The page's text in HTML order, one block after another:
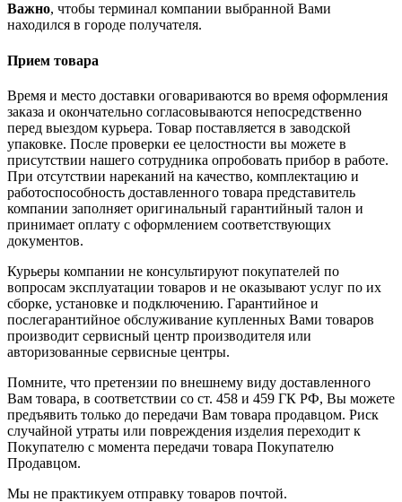
Важно, чтобы терминал компании выбранной Вами
находился в городе получателя.
Прием товара
Время и место доставки оговариваются во время оформления
заказа и окончательно согласовываются непосредственно
перед выездом курьера. Товар поставляется в заводской
упаковке. После проверки ее целостности вы можете в
присутствии нашего сотрудника опробовать прибор в работе.
При отсутствии нареканий на качество, комплектацию и
работоспособность доставленного товара представитель
компании заполняет оригинальный гарантийный талон и
принимает оплату с оформлением соответствующих
документов.
Курьеры компании не консультируют покупателей по
вопросам эксплуатации товаров и не оказывают услуг по их
сборке, установке и подключению. Гарантийное и
послегарантийное обслуживание купленных Вами товаров
производит сервисный центр производителя или
авторизованные сервисные центры.
Помните, что претензии по внешнему виду доставленного
Вам товара, в соответствии со ст. 458 и 459 ГК РФ, Вы можете
предъявить только до передачи Вам товара продавцом. Риск
случайной утраты или повреждения изделия переходит к
Покупателю с момента передачи товара Покупателю
Продавцом.
Мы не практикуем отправку товаров почтой.